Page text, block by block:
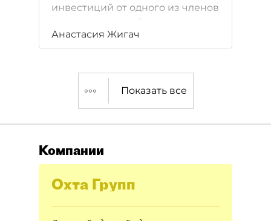
инвестиций от одного из членов
бизнеса.
Анастасия Жигач
Показать все
Компании
Охта Групп